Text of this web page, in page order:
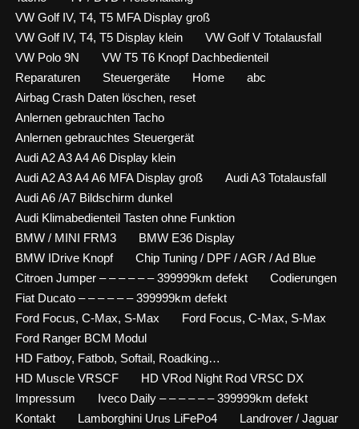
VW Golf IV, T4, T5 MFA Display groß
VW Golf IV, T4, T5 Display klein
VW Golf V Totalausfall
VW Polo 9N
VW T5 T6 Knopf Dachbedienteil
Reparaturen
Steuergeräte Home
abc
Airbag Crash Daten löschen, reset
Anlernen gebrauchten Tacho
Anlernen gebrauchtes Steuergerät
Audi A2 A3 A4 A6 Display klein
Audi A2 A3 A4 A6 MFA Display groß
Audi A3 Totalausfall
Audi A6 /A7 Bildschirm dunkel
Audi Klimabedienteil Tasten ohne Funktion
BMW / MINI FRM3
BMW E36 Display
BMW IDrive Knopf
Chip Tuning / DPF / AGR / Ad Blue
Citroen Jumper – – – – – – 399999km defekt
Codierungen
Fiat Ducato – – – – – – 399999km defekt
Ford Focus, C-Max, S-Max
Ford Focus, C-Max, S-Max
Ford Ranger BCM Modul
HD Fatboy, Fatbob, Softail, Roadking…
HD Muscle VRSCF
HD VRod Night Rod VRSC DX
Impressum
Iveco Daily – – – – – – 399999km defekt
Kontakt
Lamborghini Urus LiFePo4 Landrover / Jaguar